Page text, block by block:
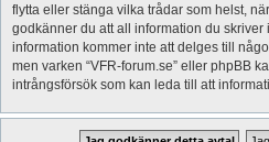
flytta eller stänga vilka trådar som helst,
godkänner du att all information du
information kommer inte att delges till
men varken “VFR-forum.se” eller phpBB
intrångsförsök som kan leda till att